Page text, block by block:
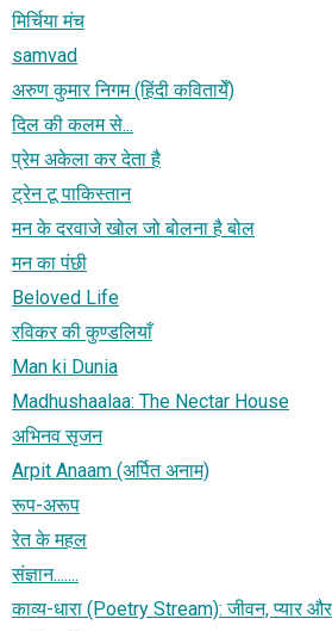
मिर्चिया मंच
samvad
अरुण कुमार निगम (हिंदी कवितायेँ)
दिल की कलम से...
प्रेम अकेला कर देता है
ट्रेन टू पाकिस्तान
मन के दरवाजे खोल जो बोलना है बोल
मन का पंछी
Beloved Life
रविकर की कुण्डलियाँ
Man ki Dunia
Madhushaalaa: The Nectar House
अभिनव सृजन
Arpit Anaam (अर्पित अनाम)
रूप-अरूप
रेत के महल
संज्ञान.......
काव्य-धारा (Poetry Stream): जीवन, प्यार